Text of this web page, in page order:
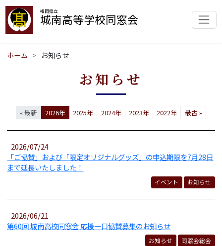
福岡県立
城南高等学校同窓会
ホーム お知らせ
お知らせ
« 最新 2026年 2025年 2024年 2023年 2022年 最古 »
2026/07/24
「ご協賛」および「限定オリジナルグッズ」の申込期限を7月28日
まで延長いたしました！
イベント お知らせ
2026/06/21
第60回 城南高校同窓会 応援一口協賛募集のお知らせ
お知らせ 同窓会総会